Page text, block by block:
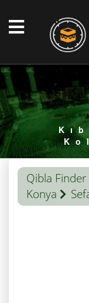
Qibla Finder
Konya